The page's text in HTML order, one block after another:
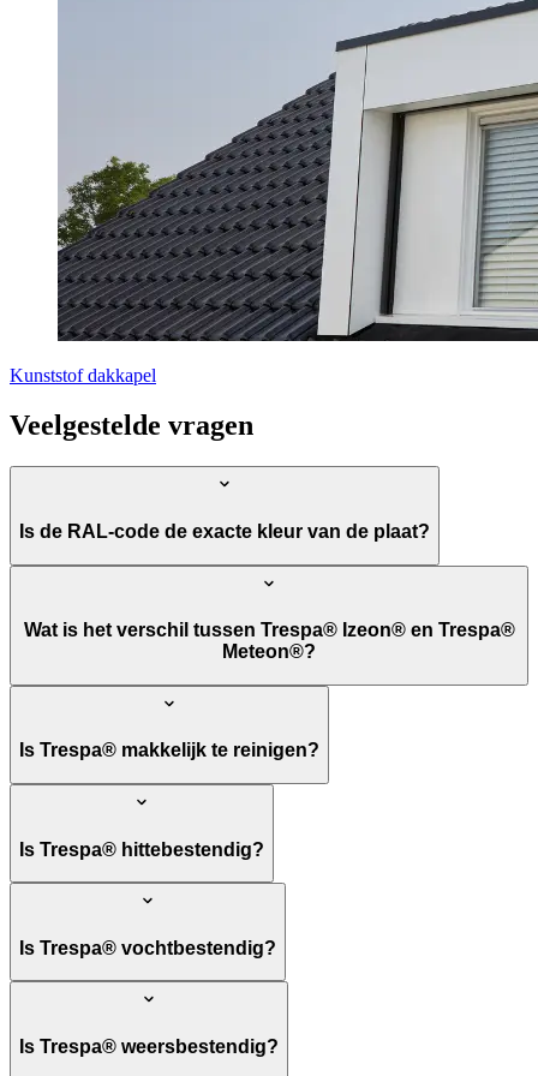
Kunststof dakkapel
Veelgestelde vragen
Is de RAL-code de exacte kleur van de plaat?
Wat is het verschil tussen Trespa® Izeon® en Trespa®
Meteon®?
Is Trespa® makkelijk te reinigen?
Is Trespa® hittebestendig?
Is Trespa® vochtbestendig?
Is Trespa® weersbestendig?